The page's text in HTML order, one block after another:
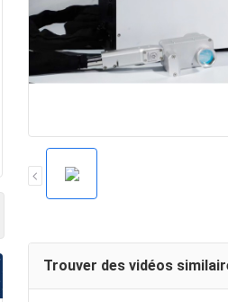
Trouver des vidéos